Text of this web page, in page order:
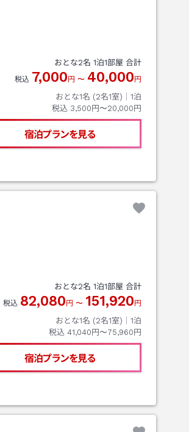
おとな2名 1泊1部屋 合計
税込 7,000 円 〜 40,000 円
おとな1名 (2名1室)｜ 1泊
税込 3,500円〜20,000円
宿泊プランを見る
おとな2名 1泊1部屋 合計
税込 82,080 円 〜 151,920 円
おとな1名 (2名1室)｜ 1泊
税込 41,040円〜75,960円
宿泊プランを見る